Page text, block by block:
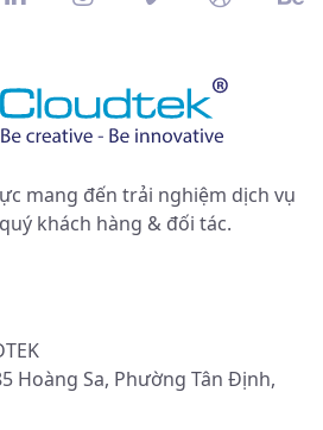
mang đến trải nghiệm dịch vụ
khách hàng & đối tác.
Hoàng Sa, Phường Tân Định,